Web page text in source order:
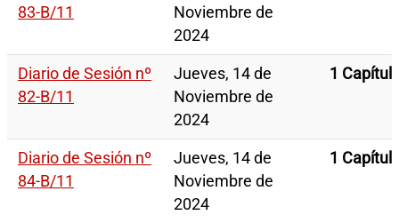
83-B/11
Noviembre de
2024
Diario de Sesión nº
82-B/11
Jueves, 14 de
Noviembre de
2024
1
Diario de Sesión nº
84-B/11
Jueves, 14 de
Noviembre de
2024
1